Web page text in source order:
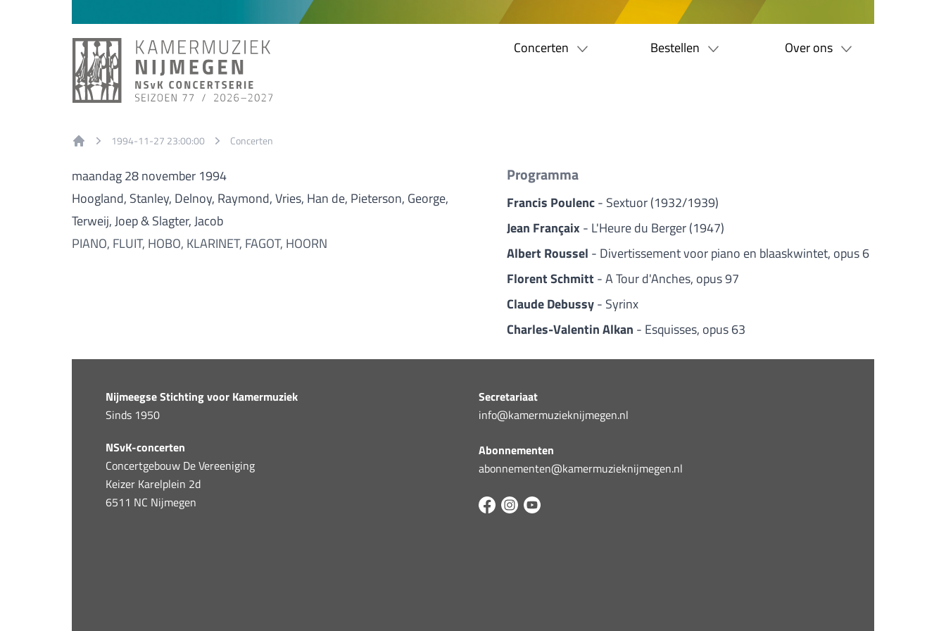
Concerten Bestellen Over ons
1994-11-27 23:00:00 Concerten
maandag 28 november 1994
Hoogland, Stanley, Delnoy, Raymond, Vries, Han de, Pieterson, George,
Terweij, Joep & Slagter, Jacob
PIANO, FLUIT, HOBO, KLARINET, FAGOT, HOORN
Programma
Francis Poulenc- Sextuor (1932/1939)
Jean Françaix - L'Heure du Berger (1947)
Albert Roussel - Divertissement voor piano en blaaskwintet, opus 6
Florent Schmitt - A Tour d'Anches, opus 97
Claude Debussy- Syrinx
Charles-Valentin Alkan - Esquisses, opus 63
Nijmeegse Stichting voor Kamermuziek
Sinds 1950
NSvK-concerten
Concertgebouw De Vereeniging
Keizer Karelplein 2d
6511 NC Nijmegen
Secretariaat
info@kamermuzieknijmegen.nl
Abonnementen
abonnementen@kamermuzieknijmegen.nl